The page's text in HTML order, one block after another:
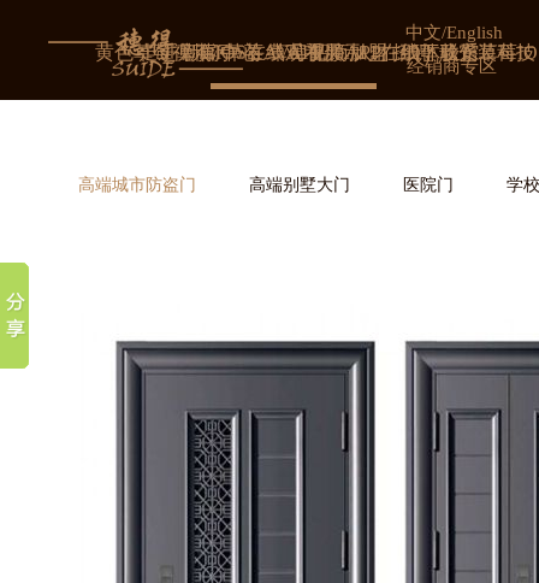
黄色草莓视频污
走进草莓IOS在线观看
新闻中心草莓AVAPP展示
草莓视频APP在线下载安装科技
招商加盟人才招聘3D体验馆联系草莓
中文/English
经销商专区
高端城市防盗门 高端别墅大门 医院门 学